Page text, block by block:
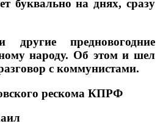
буквально на днях, сразу
другие предновогодние
народу. Об этом и шел
с коммунистами.
рескома КПРФ